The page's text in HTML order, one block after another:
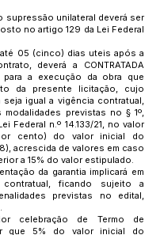
supressão unilateral deverá ser
no artigo 129 da Lei Federal
05 (cinco) dias uteis após a
deverá a CONTRATADA
para a execução da obra que
da presente licitação, cujo
seja igual a vigência contratual,
modalidades previstas no § 1º,
Federal n.º 14.133/21, no valor
cento) do valor inicial do
acrescida de valores em caso
a 15% do valor estipulado.
da garantia implicará em
contratual, ficando sujeito a
previstas no edital,
celebração de Termo de
que 5% do valor inicial do